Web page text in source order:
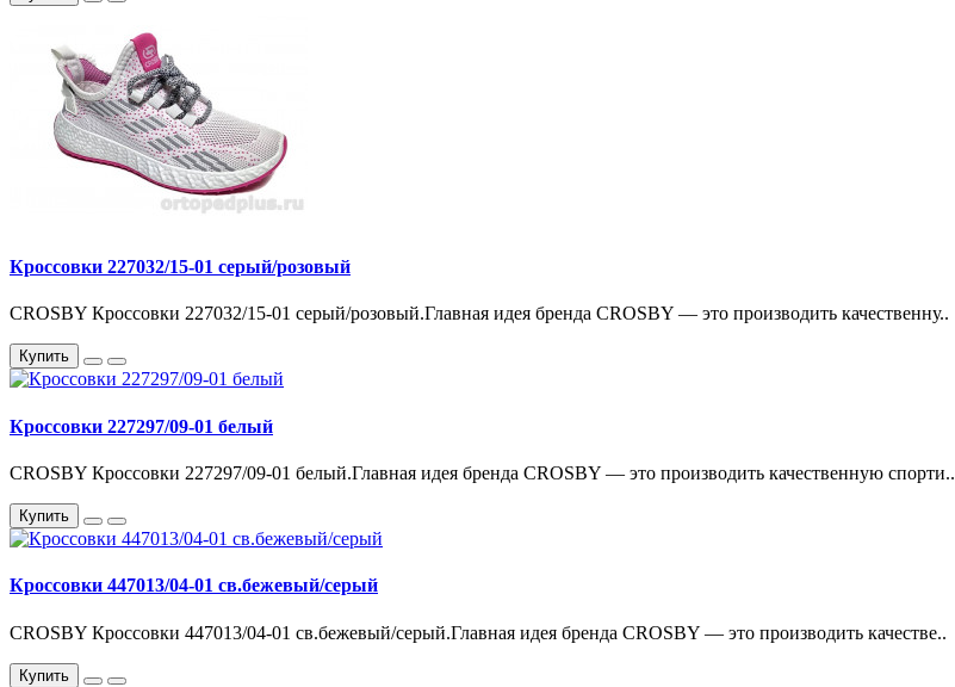
Кроссовки 227032/15-01 серый/розовый
CROSBY Кроссовки 227032/15-01 серый/розовый.Главная идея бренда CROSBY — это производить качественну..
Купить
Кроссовки 227297/09-01 белый
CROSBY Кроссовки 227297/09-01 белый.Главная идея бренда CROSBY — это производить качественную спорти..
Купить
Кроссовки 447013/04-01 св.бежевый/серый
CROSBY Кроссовки 447013/04-01 св.бежевый/серый.Главная идея бренда CROSBY — это производить качестве..
Купить